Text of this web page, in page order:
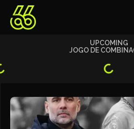
UPCOMING
JOGO DE